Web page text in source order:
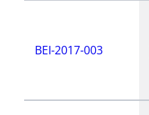
BEI-2017-003